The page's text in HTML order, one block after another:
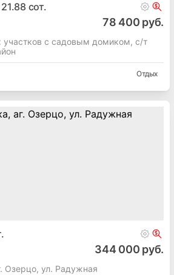
21.88 сот.
78 400 руб.
с садовым домиком, с/т
Отдых
344 000 руб.
Озерцо, ул. Радужная